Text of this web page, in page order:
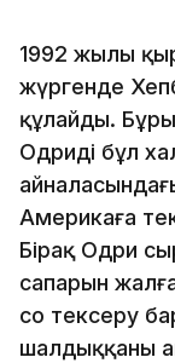
1992 жылы
жүргенде
құлайды.
Одридің бұл
Америкаға
Бірақ Одри
сапарын
соң тексеру
шалдыққаны